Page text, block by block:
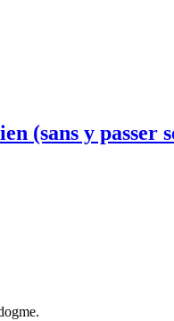
(sans y passer